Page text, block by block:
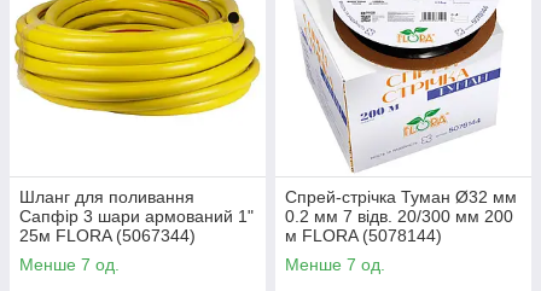
Шланг для поливання
Сапфір 3 шари армований 1"
25м FLORA (5067344)
Менше 7 од.
Спрей-стрічка Туман Ø32 мм
0.2 мм 7 відв. 20/300 мм 200
м FLORA (5078144)
Менше 7 од.